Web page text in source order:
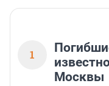
1
Москвы